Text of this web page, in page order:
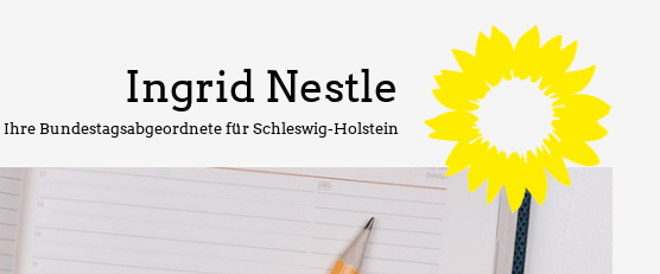
Ingrid Nestle
Ihre Bundestagsabgeordnete für Schleswig-Holstein